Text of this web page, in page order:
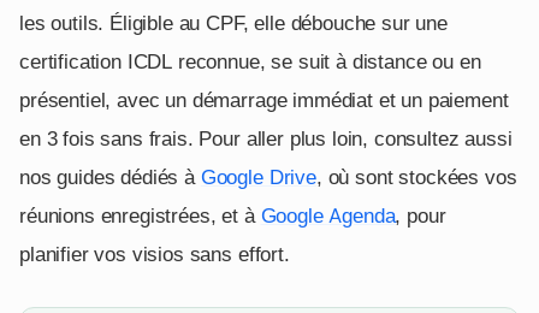
les outils. Éligible au CPF, elle débouche sur une
certification ICDL reconnue, se suit à distance ou en
présentiel, avec un démarrage immédiat et un paiement
en 3 fois sans frais. Pour aller plus loin, consultez aussi
nos guides dédiés àGoogle Drive, où sont stockées vos
réunions enregistrées, et àGoogle Agenda, pour
planifier vos visios sans effort.